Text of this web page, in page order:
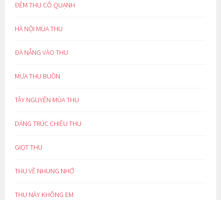
ĐÊM THU CÔ QUẠNH
HÀ NỘI MÙA THU
ĐÀ NẴNG VÀO THU
MƯA THU BUỒN
TÂY NGUYÊN MÙA THU
DÁNG TRÚC CHIỀU THU
GIỌT THU
THU VỀ NHUNG NHỚ
THU NÀY KHÔNG EM